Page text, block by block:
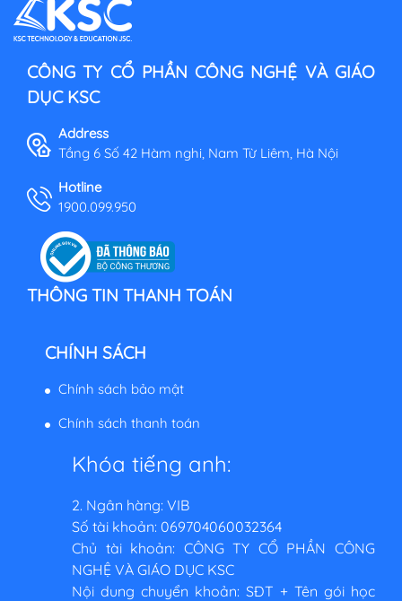
CÔNG TY CỔ PHẦN CÔNG NGHỆ VÀ GIÁO
DỤC KSC
Address
Tầng 6 Số 42 Hàm nghi, Nam Từ Liêm, Hà Nội
Hotline
1900.099.950
THÔNG TIN THANH TOÁN
CHÍNH SÁCH
Chính sách bảo mật
Chính sách thanh toán
Khóa tiếng anh:
2. Ngân hàng: VIB
Số tài khoản: 069704060032364
Chủ tài khoản: CÔNG TY CỔ PHẦN CÔNG
NGHỆ VÀ GIÁO DỤC KSC
Nội dung chuyển khoản: SĐT + Tên gói học